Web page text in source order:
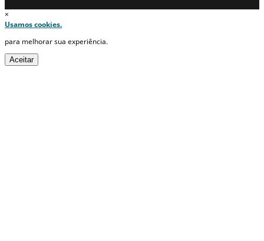
×
Usamos cookies.
para melhorar sua experiência.
Aceitar